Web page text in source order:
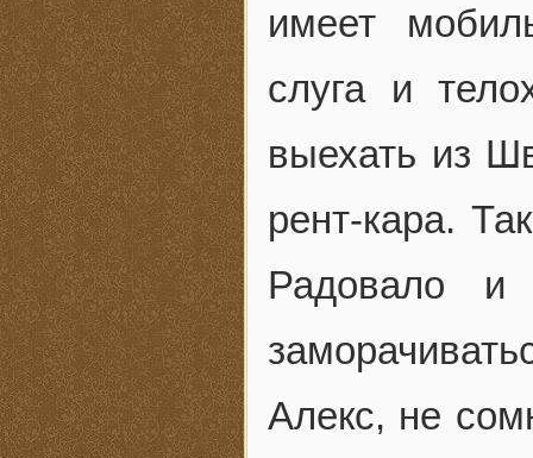
имеет
слуга и
выехать из
рент-кара.
Радовало
Алекс, не